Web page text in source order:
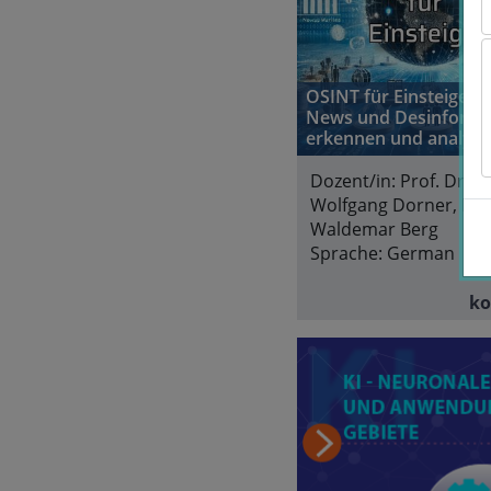
OSINT für Einsteiger:
News und
erkennen und
Dozent/in: Prof. Dr.
Wolfgang Dorner,
Waldemar Berg
Sprache: German